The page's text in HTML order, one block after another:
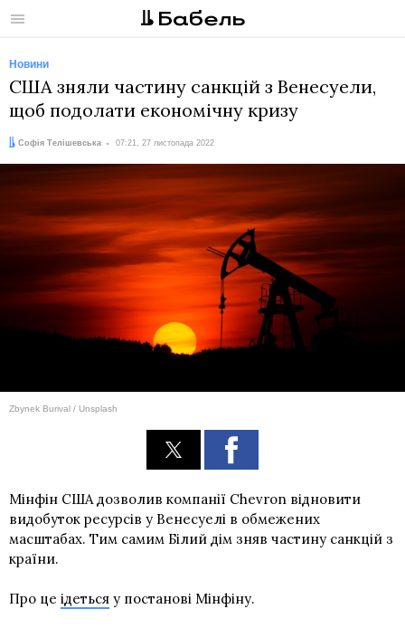
Меню
Новини
США зняли частину санкцій з Венесуели,
щоб подолати економічну кризу
Автор:
Софія Телішевська
Дата: 07:21, 27 листопада 2022
Zbynek Burival / Unsplash
Мінфін США дозволив компанії Chevron відновити
видобуток ресурсів у Венесуелі в обмежених
масштабах. Тим самим Білий дім зняв частину санкцій з
країни.
Про це ідеться у постанові Мінфіну.